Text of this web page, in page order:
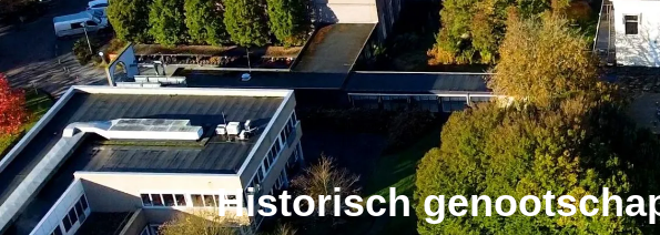
Historisch